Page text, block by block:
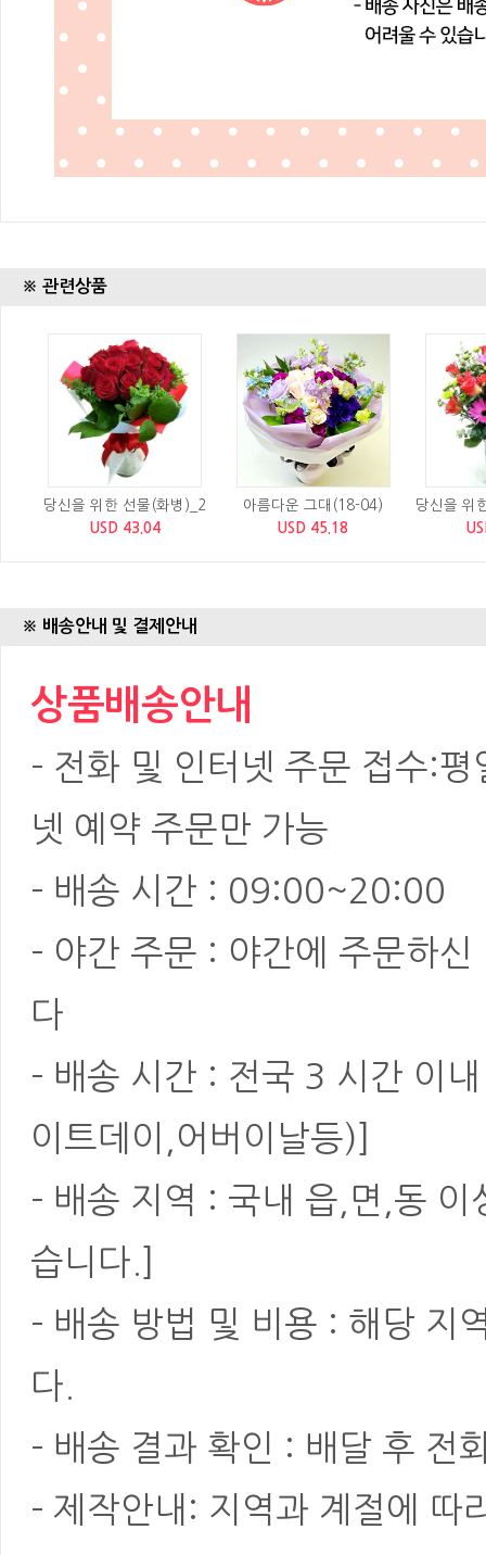
※ 관련상품
당신을 위한 선물(화병)_2
USD 43.04
아름다운 그대(18-04)
USD 45.18
당신을 위
※ 배송안내 및 결제안내
상품배송안내
- 전화 및 인터넷 주문 접수:
넷 예약 주문만 가능
- 배송 시간 : 09:00~20:00
- 야간 주문 : 야간에 주문하
다
- 배송 시간 : 전국 3 시간 이
이트데이,어버이날등)]
- 배송 지역 : 국내 읍,면,동
습니다.]
- 배송 방법 및 비용 : 해당 지
다.
- 배송 결과 확인 : 배달 후 전
- 제작안내: 지역과 계절에 따